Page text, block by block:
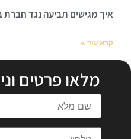
איך מגישים תביעה נגד חברת
קרא עוד »
מלאו פרטים